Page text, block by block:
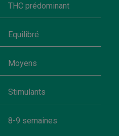
THC prédominant
Equilibré
Moyens
Stimulants
8-9 semaines